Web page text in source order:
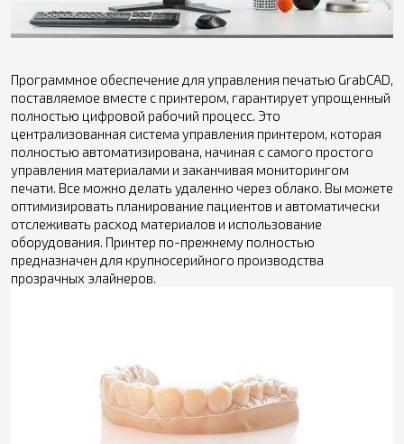
Программное обеспечение для управления печатью GrabCAD,
поставляемое вместе с принтером, гарантирует упрощенный
полностью цифровой рабочий процесс. Это
централизованная система управления принтером, которая
полностью автоматизирована, начиная с самого простого
управления материалами и заканчивая мониторингом
печати. Все можно делать удаленно через облако. Вы можете
оптимизировать планирование пациентов и автоматически
отслеживать расход материалов и использование
оборудования. Принтер по-прежнему полностью
предназначен для крупносерийного производства
прозрачных элайнеров.